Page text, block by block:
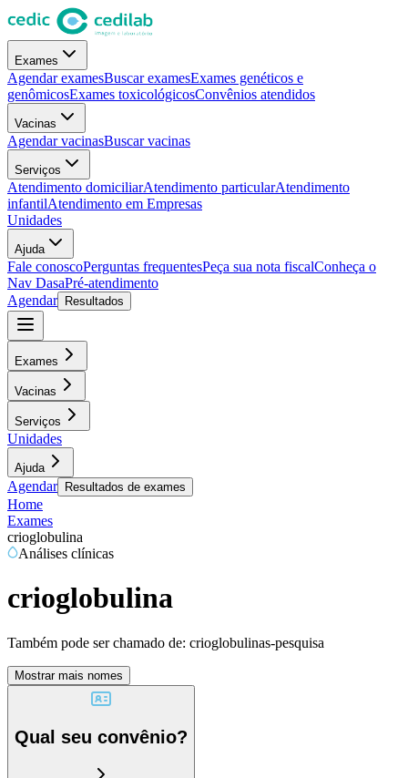
Exames
Agendar examesBuscar examesExames genéticos e
genômicosExames toxicológicosConvênios atendidos
Vacinas
Agendar vacinasBuscar vacinas
Serviços
Atendimento domiciliarAtendimento particularAtendimento
infantilAtendimento em Empresas
Unidades
Ajuda
Fale conoscoPerguntas frequentesPeça sua nota fiscalConheça o
Nav DasaPré-atendimento
Agendar
Resultados
Exames
Vacinas
Serviços
Unidades
Ajuda
Agendar Resultados de exames
Home
Exames
crioglobulina
Análises clínicas
crioglobulina
Também pode ser chamado de: crioglobulinas-pesquisa
Mostrar mais nomes
Qual seu convênio?